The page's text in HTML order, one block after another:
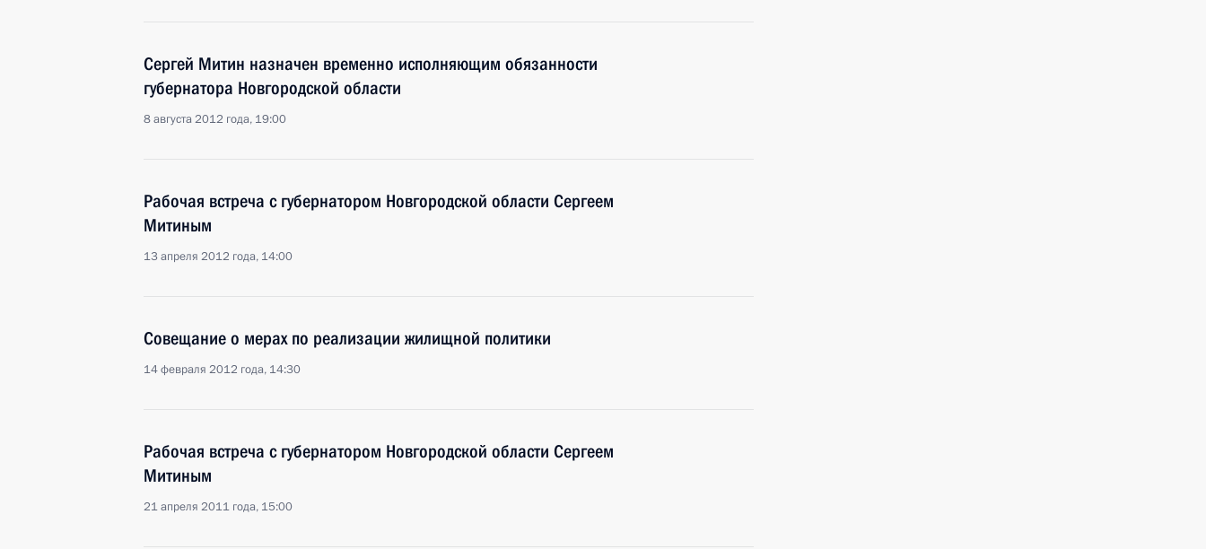
Сергей Митин назначен временно исполняющим обязанности
губернатора Новгородской области
8 августа 2012 года, 19:00
Рабочая встреча с губернатором Новгородской области Сергеем
Митиным
13 апреля 2012 года, 14:00
Совещание о мерах по реализации жилищной политики
14 февраля 2012 года, 14:30
Рабочая встреча с губернатором Новгородской области Сергеем
Митиным
21 апреля 2011 года, 15:00